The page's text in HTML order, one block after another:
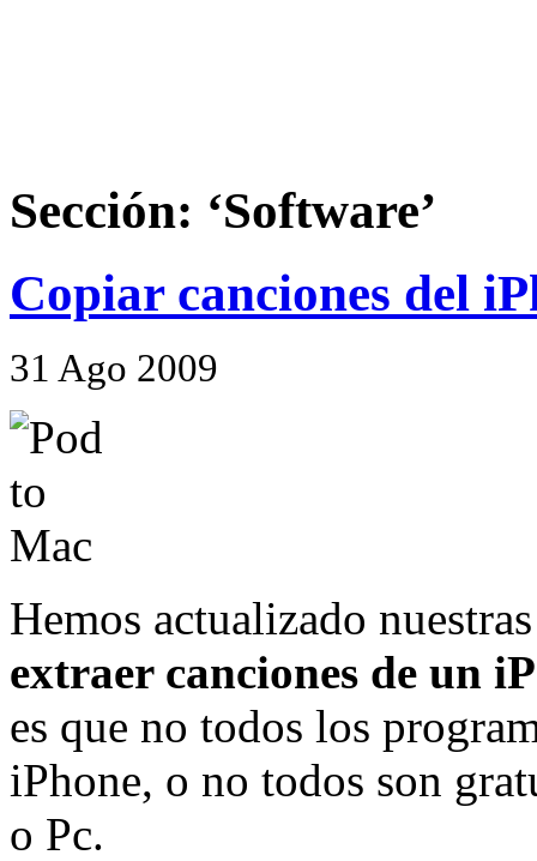
Sección: ‘Software’
Copiar canciones del
31 Ago 2009
Hemos actualizado
extraer canciones de un
es que no todos los
iPhone, o no todos son
o Pc.